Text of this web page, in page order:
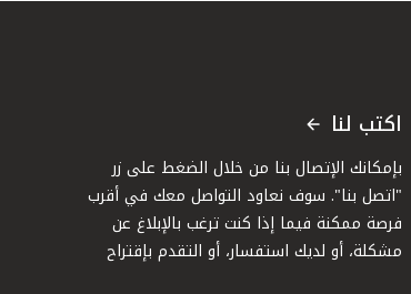
اكتب لنا
بإمكانك الإتصال بنا من خلال الضغط على زر
"اتصل بنا". سوف نعاود التواصل معك في أقرب
فرصة ممكنة فيما إذا كنت ترغب بالإبلاغ عن
مشكلة، أو لديك استفسار، أو التقدم بإقتراح